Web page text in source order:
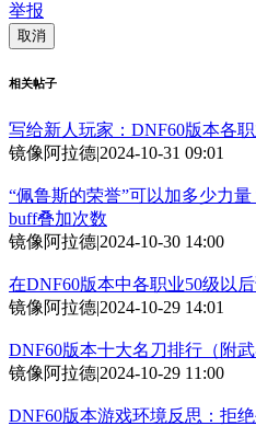
举报
取消
相关帖子
写给新人玩家：DNF60版本各
镜像阿拉德|2024-10-31 09:01
“佩鲁斯的荣誉”可以加多少力
buff叠加次数
镜像阿拉德|2024-10-30 14:00
在DNF60版本中各职业50级以
镜像阿拉德|2024-10-29 14:01
DNF60版本十大名刀排行（附武
镜像阿拉德|2024-10-29 11:00
DNF60版本游戏环境反思：拒